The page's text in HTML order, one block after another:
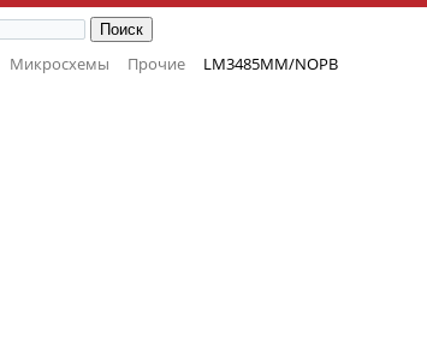
Микросхемы Прочие LM3485MM/NOPB